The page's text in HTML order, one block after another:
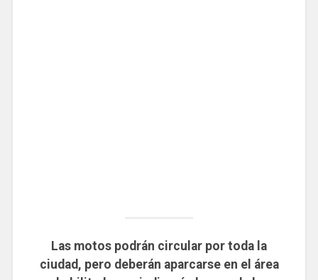
Las motos podrán circular por toda la
ciudad, pero deberán aparcarse en el área